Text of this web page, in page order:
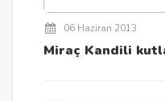
06 Haziran 2013
Miraç Kandili